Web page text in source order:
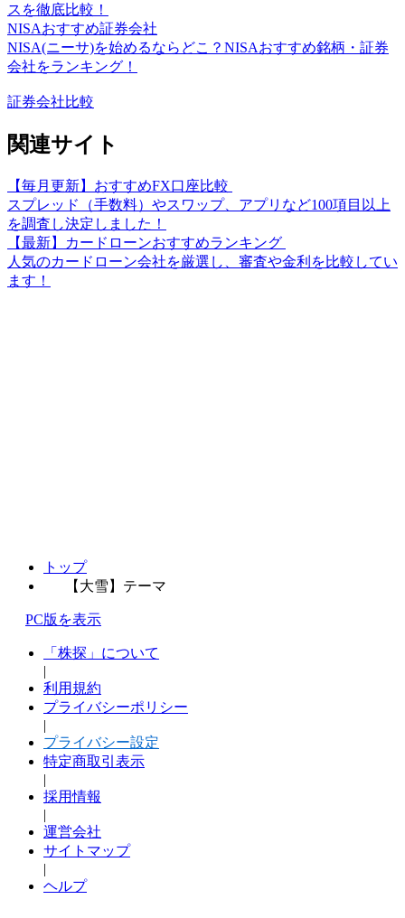
スを徹底比較！
NISAおすすめ証券会社
NISA(ニーサ)を始めるならどこ？NISAおすすめ銘柄・証券
会社をランキング！
証券会社比較
関連サイト
【毎月更新】おすすめFX口座比較
スプレッド（手数料）やスワップ、アプリなど100項目以上
を調査し決定しました！
【最新】カードローンおすすめランキング
人気のカードローン会社を厳選し、審査や金利を比較してい
ます！
トップ
【大雪】テーマ
PC版を表示
「株探」について
|
利用規約
プライバシーポリシー
|
プライバシー設定
特定商取引表示
|
採用情報
|
運営会社
サイトマップ
|
ヘルプ